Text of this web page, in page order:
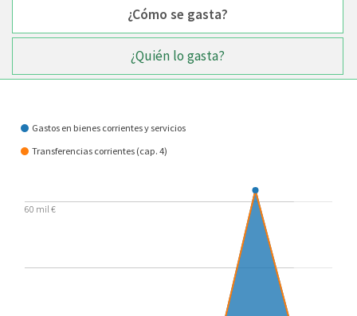
¿Cómo se gasta?
¿Quién lo gasta?
Gastos en bienes corrientes y servicios
Transferencias corrientes (cap. 4)
60 mil €